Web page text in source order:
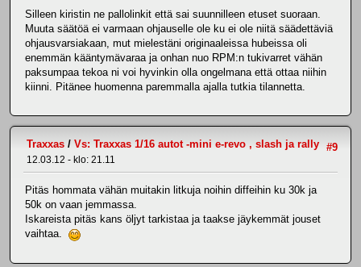
Silleen kiristin ne pallolinkit että sai suunnilleen etuset suoraan.
Muuta säätöä ei varmaan ohjauselle ole ku ei ole niitä säädettäviä
ohjausvarsiakaan, mut mielestäni originaaleissa hubeissa oli
enemmän kääntymävaraa ja onhan nuo RPM:n tukivarret vähän
paksumpaa tekoa ni voi hyvinkin olla ongelmana että ottaa niihin
kiinni. Pitänee huomenna paremmalla ajalla tutkia tilannetta.
#9
Traxxas / Vs: Traxxas 1/16 autot -mini e-revo , slash ja rally
12.03.12 - klo: 21.11
Pitäs hommata vähän muitakin litkuja noihin diffeihin ku 30k ja
50k on vaan jemmassa.
Iskareista pitäs kans öljyt tarkistaa ja taakse jäykemmät jouset
vaihtaa.